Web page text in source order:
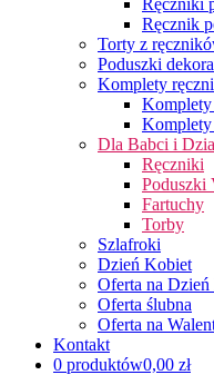
Ręczniki
Ręcznik
Torty z
Poduszki
Komplety
Komplety
Komplety
Dla Babci i
Ręczniki
Poduszki
Fartuchy
Torby
Szlafroki
Dzień Kobiet
Oferta na
Oferta ślubna
Oferta na
Kontakt
0 produktów0,00 zł